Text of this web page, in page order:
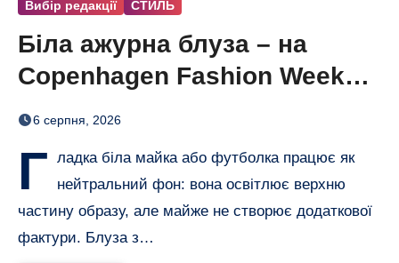
Вибір редакції СТИЛЬ
Біла ажурна блуза – на
Copenhagen Fashion Week
показали тренд цього літа
6 серпня, 2026
Г ладка біла майка або футболка працює як
нейтральний фон: вона освітлює верхню
частину образу, але майже не створює додаткової
фактури. Блуза з…